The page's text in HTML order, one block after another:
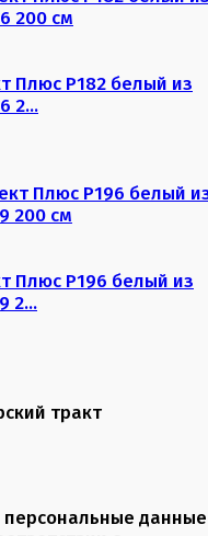
Плюс P182 белый из
2...
Плюс P196 белый из
2...
тракт
данные